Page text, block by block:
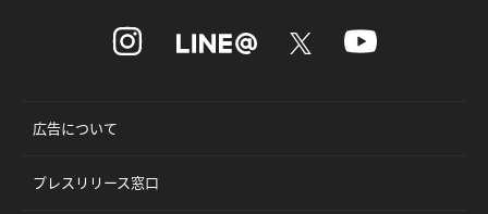
広告について
プレスリリース窓口